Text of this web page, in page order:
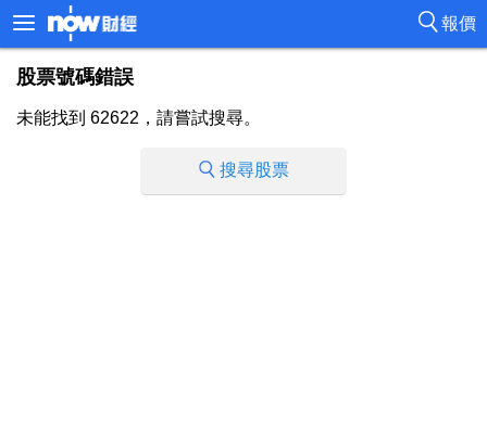
報價
股票號碼錯誤
未能找到 62622，請嘗試搜尋。
搜尋股票